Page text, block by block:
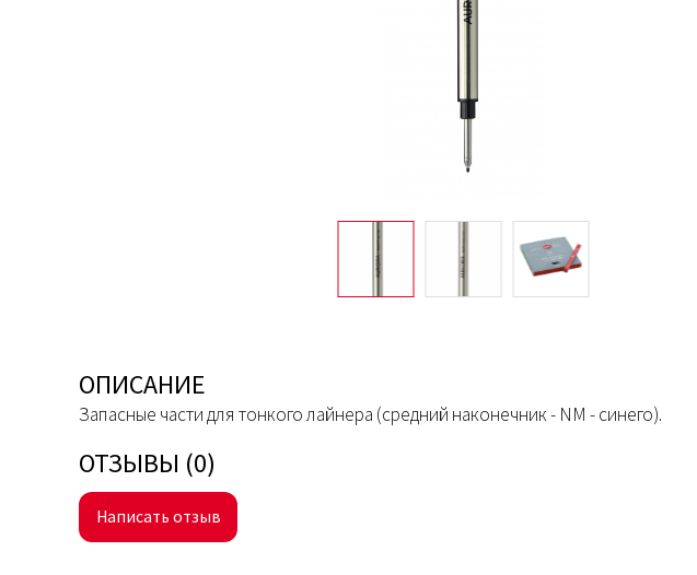
ОПИСАНИЕ
Запасные части для тонкого лайнера (средний наконечник - NM - синего).
ОТЗЫВЫ (0)
Написать отзыв